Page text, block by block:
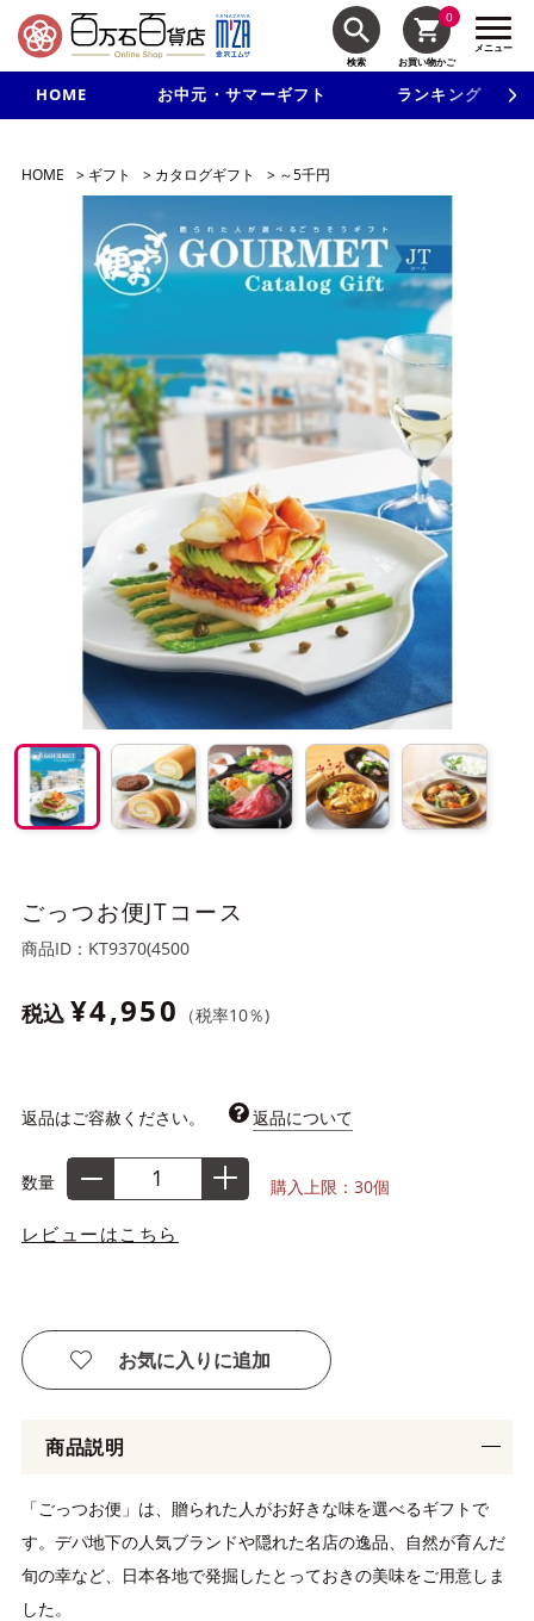
検索
0
お買い物かご
メニュー
HOME お中元・サマーギフト ランキング
新規入会で3千円以上で使える500円クーポンを進呈！
HOME > ギフト > カタログギフト > ～5千円
ごっつお便JTコース
商品ID： KT9370(4500
税込 ¥4,950 （税率10％)
返品はご容赦ください。 返品について
数量 購入上限：30個
レビューはこちら
お気に入りに追加
商品説明
「ごっつお便」は、贈られた人がお好きな味を選べるギフトで
す。デパ地下の人気ブランドや隠れた名店の逸品、自然が育んだ
旬の幸など、日本各地で発掘したとっておきの美味をご用意しま
した。